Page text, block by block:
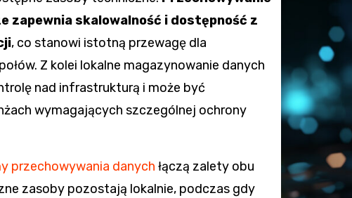
zapewnia skalowalność i dostępność z
, co stanowi istotną przewagę dla
Z kolei lokalne magazynowanie danych
nad infrastrukturą i może być
wymagających szczególnej ochrony
przechowywania danych łączą zalety obu
zasoby pozostają lokalnie, podczas gdy